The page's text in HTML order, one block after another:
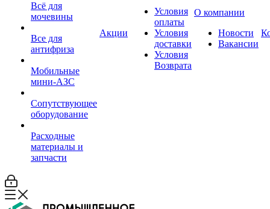
Всё для
мочевины
Все для
антифриза
Мобильные
мини-АЗС
Сопутствующее
оборудование
Расходные
материалы и
запчасти
Акции
Условия
оплаты
Условия
доставки
Условия
Возврата
О компании
Новости
Вакансии